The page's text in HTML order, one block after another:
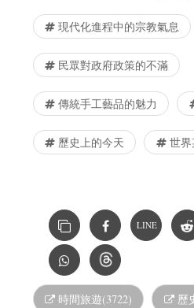
現代化進程中的宗教氣息
民眾對政府政策的不滿
傳統手工藝品的魅力
歷史上的今天 世界
LINE
時間旅遊(3722) 歷